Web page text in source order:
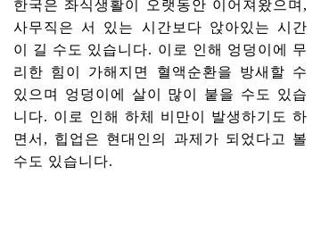
한국은 좌식생활이 오랫동안 이어져왔으며,
사무직은 서 있는 시간보다 앉아있는 시간
이 길 수도 있습니다. 이로 인해 엉덩이에 무
리한 힘이 가해지면 혈액순환을 방새할 수
있으며 엉덩이에 살이 많이 붙을 수도 있습
니다. 이로 인해 하체 비만이 발생하기도 하
면서, 힙업은 현대인의 과제가 되었다고 볼
수도 있습니다.